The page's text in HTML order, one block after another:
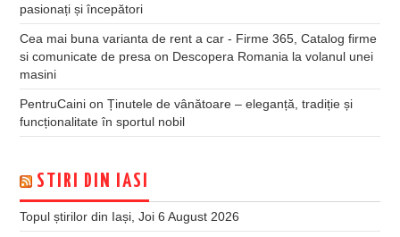
pasionați și începători
Cea mai buna varianta de rent a car - Firme 365, Catalog firme
si comunicate de presa on Descopera Romania la volanul unei
masini
PentruCaini onȚinutele de vânătoare – eleganță, tradiție și
funcționalitate în sportul nobil
STIRI DIN IASI
Topul știrilor din Iași, Joi 6 August 2026